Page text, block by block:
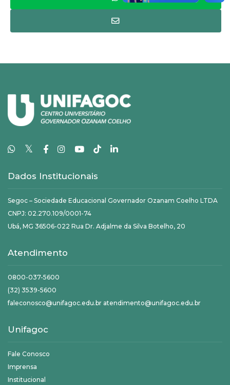
𝕏
Dados Institucionais
Segoc – Sociedade Educacional Governador Ozanam Coelho LTDA
CNPJ: 02.270.109/0001-74
Ubá, MG 36506-022 Rua Dr. Adjalme da Silva Botelho, 20
Atendimento
0800-037-5600
(32) 3539-5600
faleconosco@unifagoc.edu.br atendimento@unifagoc.edu.br
Unifagoc
Fale Conosco
Imprensa
Institucional